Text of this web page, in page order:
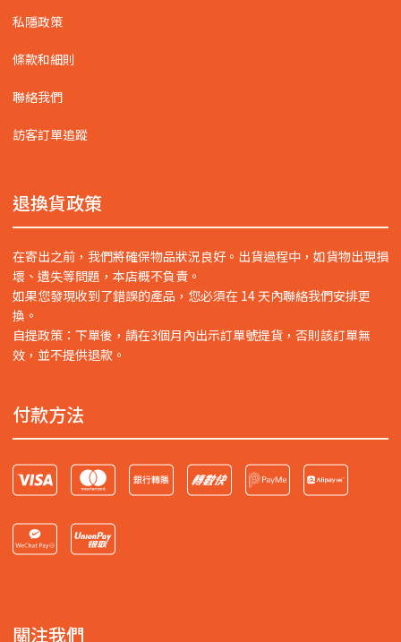
私隱政策
條款和細則
聯絡我們
訪客訂單追蹤
退換貨政策
在寄出之前，我們將確保物品狀況良好。出貨過程中，如貨物出現損
壞、遺失等問題，本店概不負責。
如果您發現收到了錯誤的產品，您必須在 14 天內聯絡我們安排更
換。
自提政策：下單後，請在3個月內出示訂單號提貨，否則該訂單無
效，並不提供退款。
付款方法
關注我們